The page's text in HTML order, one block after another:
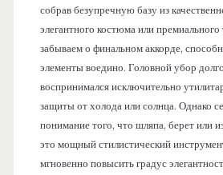
собрав безупречную базу из
элегантного костюма или
забываем о финальном аккорде,
элементы воедино. Головной убор
воспринимался исключительно
защиты от холода или солнца. Однако
понимание того, что шляпа, берет или
это мощный стилистический
мгновенно повысить градус